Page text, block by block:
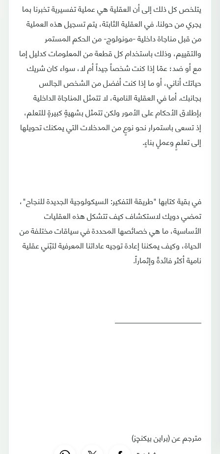
يتلخص كل ذلك إلى أن العقلية هي عملية تفسيرية تخبرنا بما
يجري من حولنا. في العقلية الثابتة، يتم تسجيل هذه العملية
من قبل مناجاة داخلية -مونولوج- من الحكم المستمر
والتقييم، وذلك باستخدام كل قطعة من المعلومات كدليل إما
مع أو ضد؛ عمّا إذا كنت شخصاً جيداً أم لا، سواء كان شريك
حياتك أناني، أو ما إذا كنت أفضل من الشخص الجالس
بجانبك. أما في العقلية النامية، لا تتمثل المناجاة الداخلية
بإطلاق الأحكام على الأمور ولكن تتمثل بشهيةٍ كبيرةٍ للتعلم،
إذ تسعى باستمرار نحو نوعٍ من المدخلات التي يمكنك تحويلها
إلى تعلمٍ وعملٍ بناءٍ.
في بقية كتابها "طريقة التفكير: السيكولوجية الجديدة للنجاح"،
تمضي دويك لاستكشاف كيف تتشكل هذه العقليات
الأساسية، ما هي خصائصها المحددة في سياقات مختلفة من
الحياة، وكيف يمكننا إعادة توجيه عاداتنا المعرفية لتبّني عقلية
نامية أكثر فائدةً وإثماراً.
مترجم عن (براين بيكنچز)